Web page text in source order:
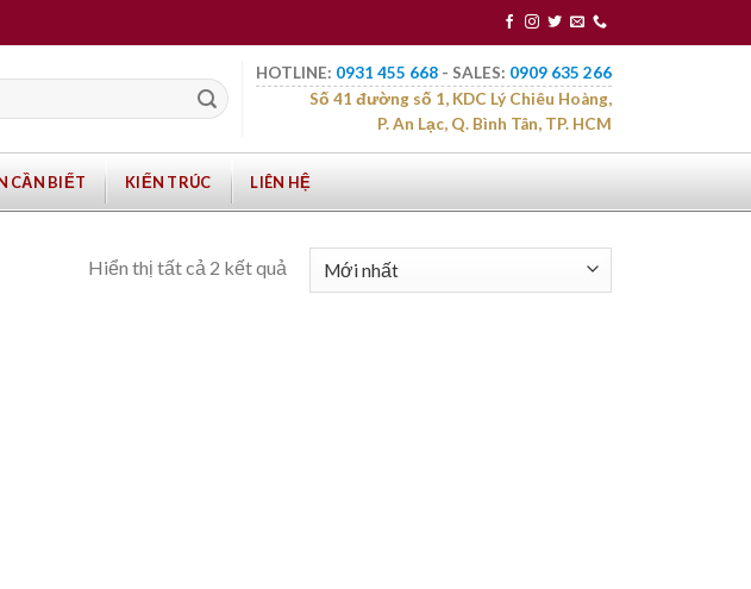
HOTLINE: 0931 455 668 - SALES: 0909 635 266
Số 41 đường số 1, KDC Lý Chiêu Hoàng,
P. An Lạc, Q. Bình Tân, TP. HCM
CẦN BIẾT KIẾN TRÚC LIÊN HỆ
Hiển thị tất cả 2 kết quả